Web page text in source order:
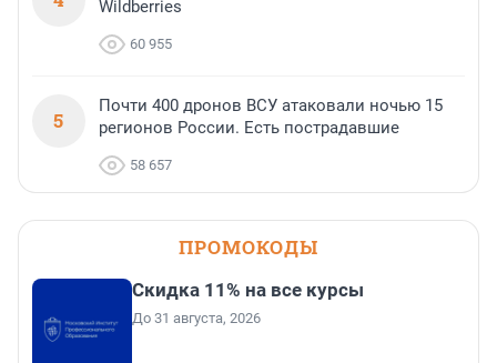
Wildberries
60 955
5
Почти 400 дронов ВСУ атаковали ночью 15
регионов России. Есть пострадавшие
58 657
ПРОМОКОДЫ
Скидка 11% на все курсы
До 31 августа, 2026